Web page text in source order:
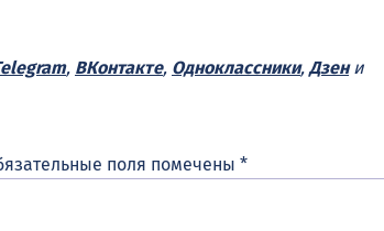
, ВКонтакте, Одноклассники, Дзени
поля помечены *